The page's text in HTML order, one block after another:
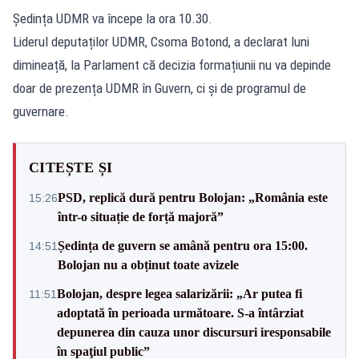
Ședința UDMR va începe la ora 10.30.
Liderul deputaților UDMR, Csoma Botond, a declarat luni
dimineață, la Parlament că decizia formațiunii nu va depinde
doar de prezența UDMR în Guvern, ci și de programul de
guvernare.
CITEȘTE ȘI
15:26PSD, replică dură pentru Bolojan: „România este
într-o situație de forță majoră”
14:51Ședința de guvern se amână pentru ora 15:00.
Bolojan nu a obținut toate avizele
11:51Bolojan, despre legea salarizării: „Ar putea fi
adoptată în perioada următoare. S-a întârziat
depunerea din cauza unor discursuri iresponsabile
în spaţiul public”